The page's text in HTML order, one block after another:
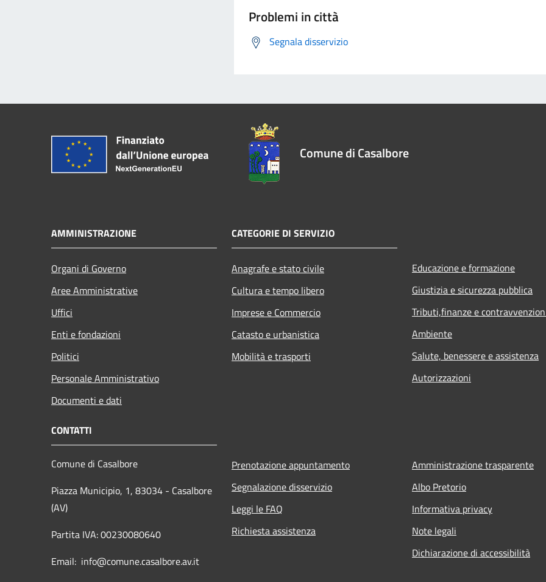
Problemi in città
Segnala disservizio
Comune di Casalbore
AMMINISTRAZIONE
Organi di Governo
Aree Amministrative
Uffici
Enti e fondazioni
Politici
Personale Amministrativo
Documenti e dati
CATEGORIE DI SERVIZIO
Anagrafe e stato civile
Cultura e tempo libero
Imprese e Commercio
Catasto e urbanistica
Mobilità e trasporti
Educazione e formazione
Giustizia e sicurezza pubblica
Tributi,finanze e
Ambiente
Salute, benessere e assistenza
Autorizzazioni
CONTATTI
Comune di Casalbore
Piazza Municipio, 1, 83034 - Casalbore
(AV)
Partita IVA: 00230080640
Email: info@comune.casalbore.av.it
Prenotazione appuntamento
Segnalazione disservizio
Leggi le FAQ
Richiesta assistenza
Amministrazione trasparente
Albo Pretorio
Informativa privacy
Note legali
Dichiarazione di accessibilità